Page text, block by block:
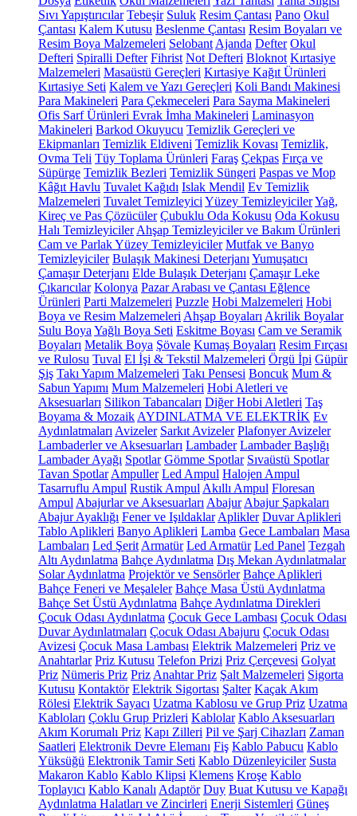
Sıvı Yapıştırıcılar Tebeşir Suluk Resim Çantası Pano Okul
Çantası Kalem Kutusu Beslenme Çantası Resim Boyaları ve
Resim Boya Malzemeleri Selobant Ajanda Defter Okul
Defteri Spiralli Defter Fihrist Not Defteri Bloknot Kırtasiye
Malzemeleri Masaüstü Gereçleri Kırtasiye Kağıt Ürünleri
Kırtasiye Seti Kalem ve Yazı Gereçleri Koli Bandı Makinesi
Para Makineleri Para Çekmeceleri Para Sayma Makineleri
Ofis Sarf Ürünleri Evrak İmha Makineleri Laminasyon
Makineleri Barkod Okuyucu Temizlik Gereçleri ve
Ekipmanları Temizlik Eldiveni Temizlik Kovası Temizlik,
Ovma Teli Tüy Toplama Ürünleri Faraş Çekpas Fırça ve
Süpürge Temizlik Bezleri Temizlik Süngeri Paspas ve Mop
Kâğıt Havlu Tuvalet Kağıdı Islak Mendil Ev Temizlik
Malzemeleri Tuvalet Temizleyici Yüzey TemizleyicilerYağ,
Kireç ve Pas Çözücüler Çubuklu Oda Kokusu Oda Kokusu
Halı Temizleyiciler Ahşap Temizleyiciler ve Bakım Ürünleri
Cam ve Parlak Yüzey Temizleyiciler Mutfak ve Banyo
Temizleyiciler Bulaşık Makinesi Deterjanı Yumuşatıcı
Çamaşır Deterjanı Elde Bulaşık Deterjanı Çamaşır Leke
Çıkarıcılar Kolonya Pazar Arabası ve Çantası Eğlence
Ürünleri Parti Malzemeleri Puzzle Hobi Malzemeleri Hobi
Boya ve Resim Malzemeleri Ahşap Boyaları Akrilik Boyalar
Sulu Boya Yağlı Boya Seti Eskitme Boyası Cam ve Seramik
Boyaları Metalik Boya Şövale Kumaş Boyaları Resim Fırçası
ve Rulosu Tuval El İşi & Tekstil Malzemeleri Örgü İpi Güpür
Şiş Takı Yapım Malzemeleri Takı Pensesi Boncuk Mum &
Sabun Yapımı Mum Malzemeleri Hobi Aletleri ve
Aksesuarları Silikon Tabancaları Diğer Hobi Aletleri Taş
Boyama & Mozaik AYDINLATMA VE ELEKTRİK Ev
Aydınlatmaları Avizeler Sarkıt Avizeler Plafonyer Avizeler
Lambaderler ve Aksesuarları Lambader Lambader Başlığı
Lambader Ayağı Spotlar Gömme Spotlar Sıvaüstü Spotlar
Tavan Spotlar Ampuller Led Ampul Halojen Ampul
Tasarruflu Ampul Rustik Ampul Akıllı Ampul Floresan
Ampul Abajurlar ve Aksesuarları Abajur Abajur Şapkaları
Abajur Ayaklığı Fener ve Işıldaklar Aplikler Duvar Aplikleri
Tablo Aplikleri Banyo Aplikleri Lamba Gece Lambaları Masa
Lambaları Led Şerit Armatür Led Armatür Led Panel Tezgah
Altı Aydınlatma Bahçe Aydınlatma Dış Mekan Aydınlatmalar
Solar Aydınlatma Projektör ve Sensörler Bahçe Aplikleri
Bahçe Feneri ve Meşaleler Bahçe Masa Üstü Aydınlatma
Bahçe Set Üstü Aydınlatma Bahçe Aydınlatma Direkleri
Çocuk Odası Aydınlatma Çocuk Gece Lambası Çocuk Odası
Duvar Aydınlatmaları Çocuk Odası Abajuru Çocuk Odası
Avizesi Çocuk Masa Lambası Elektrik Malzemeleri Priz ve
Anahtarlar Priz Kutusu Telefon Prizi Priz Çerçevesi Golyat
Priz Nümeris Priz Priz Anahtar Priz Şalt Malzemeleri Sigorta
Kutusu Kontaktör Elektrik Sigortası Şalter Kaçak Akım
Rölesi Elektrik Sayacı Uzatma Kablosu ve Grup Priz Uzatma
Kabloları Çoklu Grup Prizleri Kablolar Kablo Aksesuarları
Akım Korumalı Priz Kapı Zilleri Pil ve Şarj Cihazları Zaman
Saatleri Elektronik Devre Elemanı Fiş Kablo Pabucu Kablo
Yüksüğü Elektronik Tamir Seti Kablo Düzenleyiciler Susta
Makaron Kablo Kablo Klipsi Klemens Kroşe Kablo
Toplayıcı Kablo Kanalı Adaptör Duy Buat Kutusu ve Kapağı
Aydınlatma Halatları ve Zincirleri Enerji Sistemleri Güneş